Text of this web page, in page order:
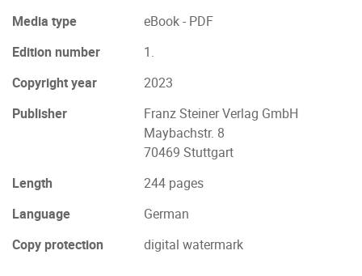
Media type
eBook - PDF
Edition number
1.
Copyright year
2023
Publisher
Franz Steiner Verlag GmbH
Maybachstr. 8
70469 Stuttgart
Length
244 pages
Language
German
Copy protection
digital watermark